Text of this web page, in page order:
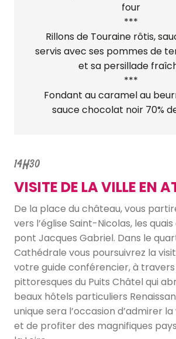
four
***
Rillons de Touraine rôtis,
servis avec ses pommes de
et sa persillade
***
Fondant au caramel au
sauce chocolat noir 70%
14H30
VISITE DE LA VILLE EN
De la place du château, vous
vers l’église Saint-Nicolas, les
pont Jacques Gabriel. Dans le
Cathédrale vous poursuivrez la
votre guide conférencier, à travers
pittoresques du Puits Châtel qui
beaux hôtels particuliers
unique sera l’occasion d’admirer
et de profiter des magnifiques